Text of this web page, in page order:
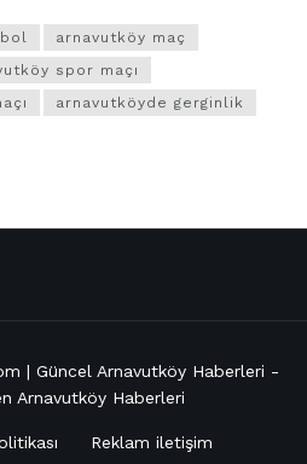
arnavutköy maç
spor maçı
arnavutköyde gerginlik
| Güncel Arnavutköy Haberleri -
Arnavutköy Haberleri
Reklam iletişim